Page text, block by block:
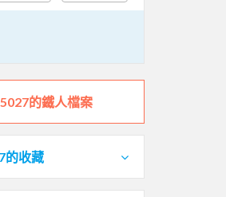
的鐵人檔案
的收藏